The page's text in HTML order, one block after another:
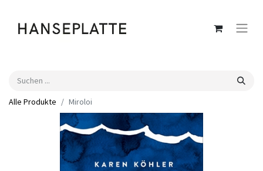
Alle Produkte Miroloi